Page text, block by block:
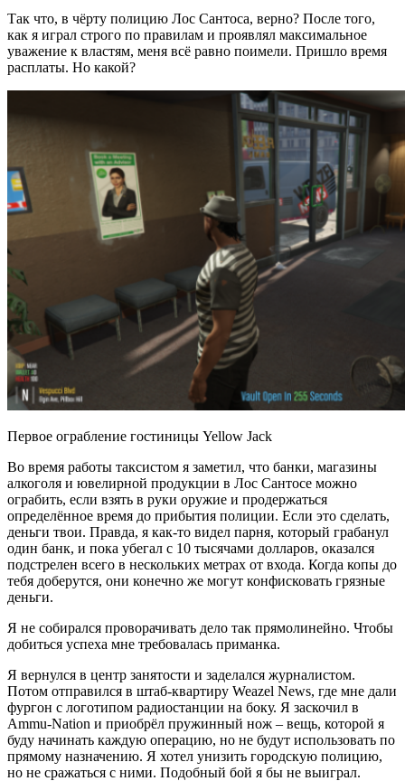
Так что, в чёрту полицию Лос Сантоса, верно? После того,
как я играл строго по правилам и проявлял максимальное
уважение к властям, меня всё равно поимели. Пришло время
расплаты. Но какой?
Первое ограбление гостиницы Yellow Jack
Во время работы таксистом я заметил, что банки, магазины
алкоголя и ювелирной продукции в Лос Сантосе можно
ограбить, если взять в руки оружие и продержаться
определённое время до прибытия полиции. Если это сделать,
деньги твои. Правда, я как-то видел парня, который грабанул
один банк, и пока убегал с 10 тысячами долларов, оказался
подстрелен всего в нескольких метрах от входа. Когда копы до
тебя доберутся, они конечно же могут конфисковать грязные
деньги.
Я не собирался проворачивать дело так прямолинейно. Чтобы
добиться успеха мне требовалась приманка.
Я вернулся в центр занятости и заделался журналистом.
Потом отправился в штаб-квартиру Weazel News, где мне дали
фургон с логотипом радиостанции на боку. Я заскочил в
Ammu-Nation и приобрёл пружинный нож – вещь, которой я
буду начинать каждую операцию, но не будут использовать по
прямому назначению. Я хотел унизить городскую полицию,
но не сражаться с ними. Подобный бой я бы не выиграл.